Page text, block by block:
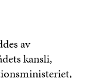
av
kansli,